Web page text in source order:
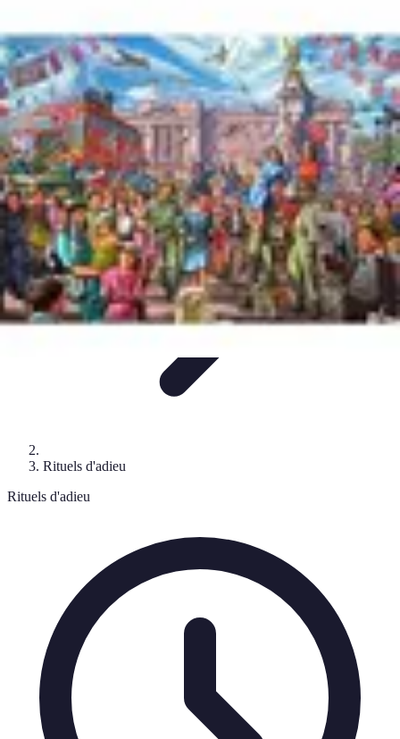
Organisation de Funérailles Organisation
Rédaction et
HommagesRituels d'AdieuOrganisation de la cérémonie
Dernier Adieu
Rituels d'adieu
Rituels d'adieu